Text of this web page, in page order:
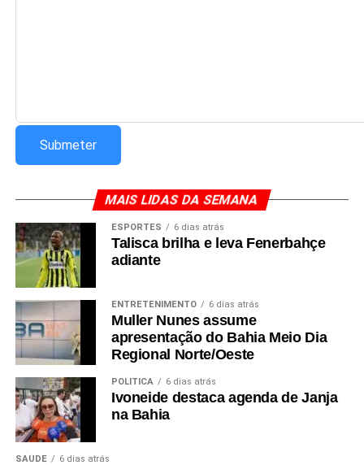
MAIS LIDAS DA SEMANA
ESPORTES 6 dias atrás
Talisca brilha e leva Fenerbahçe
adiante
ENTRETENIMENTO 6 dias atrás
Muller Nunes assume
apresentação do Bahia Meio Dia
Regional Norte/Oeste
POLÍTICA 6 dias atrás
Ivoneide destaca agenda de Janja
na Bahia
SAÚDE 6 dias atrás